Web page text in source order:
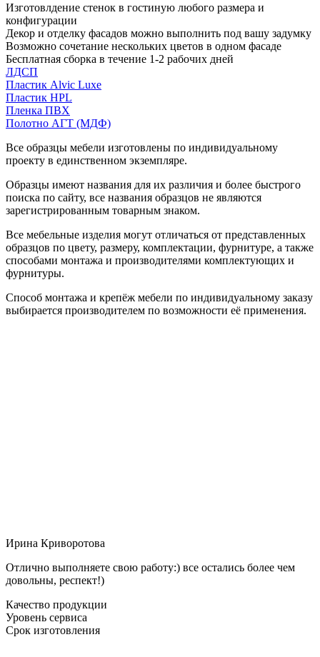
Изготовлдение стенок в гостиную любого размера и
конфигурации
Декор и отделку фасадов можно выполнить под вашу задумку
Возможно сочетание нескольких цветов в одном фасаде
Бесплатная сборка в течение 1-2 рабочих дней
ЛДСП
Пластик Alvic Luxe
Пластик HPL
Пленка ПВХ
Полотно АГТ (МДФ)
Все образцы мебели изготовлены по индивидуальному
проекту в единственном экземпляре.
Образцы имеют названия для их различия и более быстрого
поиска по сайту, все названия образцов не являются
зарегистрированным товарным знаком.
Все мебельные изделия могут отличаться от представленных
образцов по цвету, размеру, комплектации, фурнитуре, а также
способами монтажа и производителями комплектующих и
фурнитуры.
Способ монтажа и крепёж мебели по индивидуальному заказу
выбирается производителем по возможности её применения.
Ирина Криворотова
Отлично выполняете свою работу:) все остались более чем
довольны, респект!)
Качество продукции
Уровень сервиса
Срок изготовления